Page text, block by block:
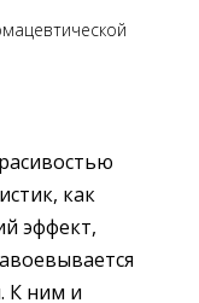
как
эффект,
К ним и